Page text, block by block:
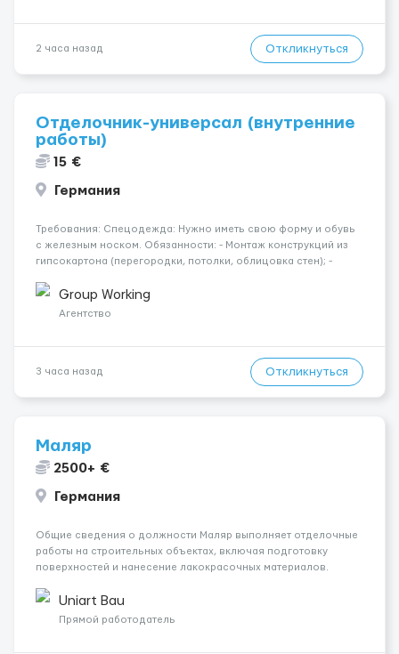
2 часа назад Откликнуться
Отделочник-универсал (внутренние
работы)
15 €
Германия
Требования: Спецодежда: Нужно иметь свою форму и обувь
с железным носком. Обязанности: - Монтаж конструкций из
гипсокартона (перегородки, потолки, облицовка стен); -
малярных работ (шпатлевка, грунтовка, покраска); -
Штукатурные работы ...
Group Working
Агентство
3 часа назад Откликнуться
Маляр
2500+ €
Германия
Общие сведения о должности Маляр выполняет отделочные
работы на строительных объектах, включая подготовку
поверхностей и нанесение лакокрасочных материалов.
профессионалов на месте, приглашения делаем только для
профессионалов с доказательным портф...
Uniart Bau
Прямой работодатель